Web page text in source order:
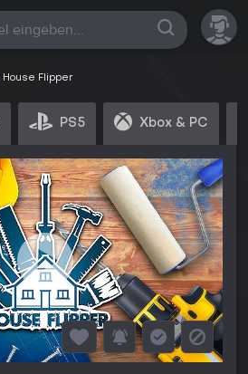
House Flipper
PS5 Xbox & PC